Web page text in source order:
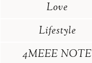
Love
Lifestyle
4MEEE NOTE